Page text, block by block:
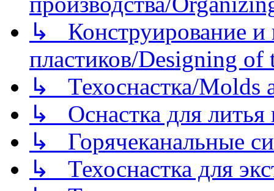
↳ Конструирование и
пластиков/Designing of
↳ Техоснастка/Molds
↳ Оснастка для литья
↳ Горячеканальные
↳ Техоснастка для